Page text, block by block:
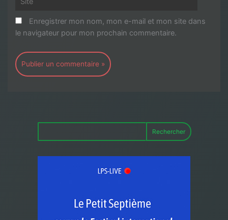
Enregistrer mon nom, mon e-mail et mon site dans
le navigateur pour mon prochain commentaire.
Rechercher